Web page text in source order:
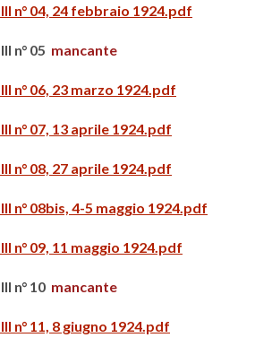
n° 04, 24 febbraio 1924.pdf
n° 05 mancante
n° 06, 23 marzo 1924.pdf
n° 07, 13 aprile 1924.pdf
n° 08, 27 aprile 1924.pdf
n° 08bis, 4-5 maggio 1924.pdf
n° 09, 11 maggio 1924.pdf
n° 10 mancante
n° 11, 8 giugno 1924.pdf